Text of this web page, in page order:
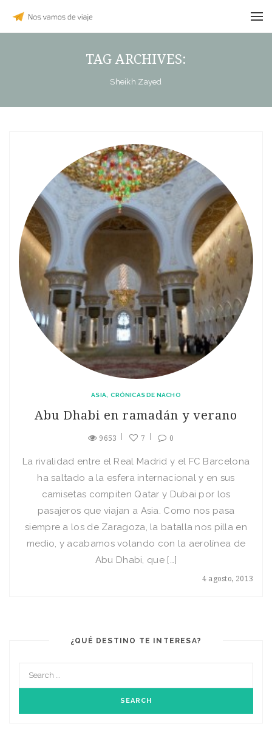
TAG ARCHIVES:
Sheikh Zayed
ASIA CRÓNICAS DE NACHO
Abu Dhabi en ramadán y verano
9653 7 0
4 agosto, 2013
La rivalidad entre el Real Madrid y el FC Barcelona
ha saltado a la esfera internacional y en sus
camisetas compiten Qatar y Dubai por los
pasajeros que viajan a Asia. Como nos pasa
siempre a los de Zaragoza, la batalla nos pilla en
medio, y acabamos volando con la aerolínea de
Abu Dhabi, que […]
¿QUÉ DESTINO TE INTERESA?